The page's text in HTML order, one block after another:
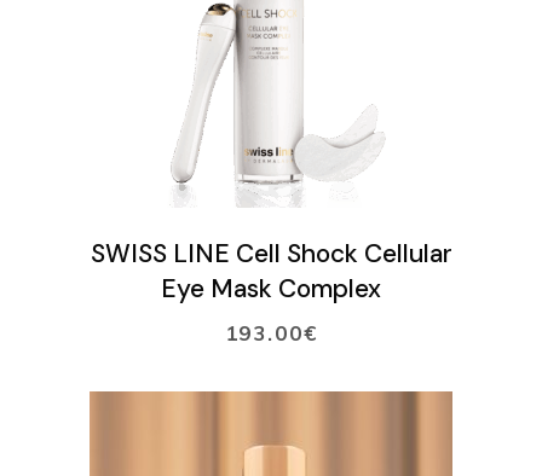
LISÄÄ OSTOSKORIIN
SWISS LINE Cell Shock Cellular
Eye Mask Complex
193.00€